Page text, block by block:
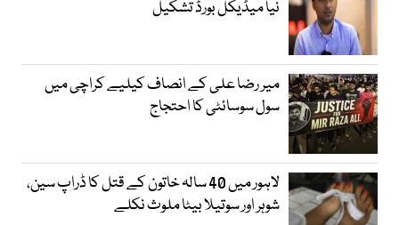
نیا میڈیکل بورڈ تشکیل
میر رضا علی کے انصاف کیلیے کراچی میں
سول سوسائٹی کا احتجاج
لاہور میں 40 سالہ خاتون کے قتل کا ڈراپ سین،
شوہر اور سوتیلا بیٹا ملوث نکلے